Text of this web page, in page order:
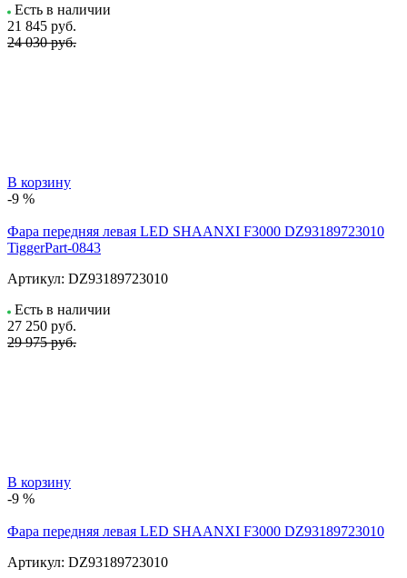
Есть в наличии
21 845 руб.
24 030 руб.
В корзину
-9 %
Фара передняя левая LED SHAANXI F3000 DZ93189723010
TiggerPart-0843
Артикул: DZ93189723010
Есть в наличии
27 250 руб.
29 975 руб.
В корзину
-9 %
Фара передняя левая LED SHAANXI F3000 DZ93189723010
Артикул: DZ93189723010